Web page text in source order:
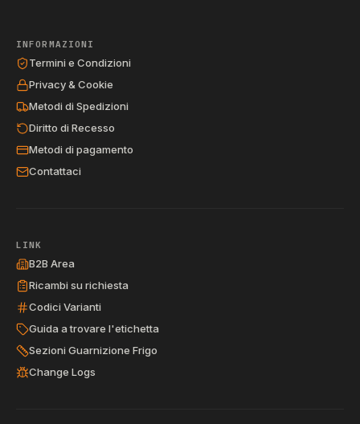
INFORMAZIONI
Termini e Condizioni
Privacy & Cookie
Metodi di Spedizioni
Diritto di Recesso
Metodi di pagamento
Contattaci
LINK
B2B Area
Ricambi su richiesta
Codici Varianti
Guida a trovare l'etichetta
Sezioni Guarnizione Frigo
Change Logs